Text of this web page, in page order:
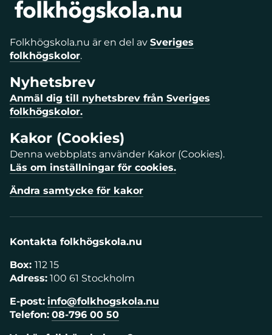
Folkhögskola.nu är en del av Sveriges
folkhögskolor.
Nyhetsbrev
Anmäl dig till nyhetsbrev från Sveriges
folkhögskolor.
Kakor (Cookies)
Denna webbplats använder Kakor (Cookies).
Läs om inställningar för cookies.
Ändra samtycke för kakor
Kontakta folkhögskola.nu
Box: 112 15
Adress: 100 61 Stockholm
E-post: info@folkhogskola.nu
Telefon: 08-796 00 50